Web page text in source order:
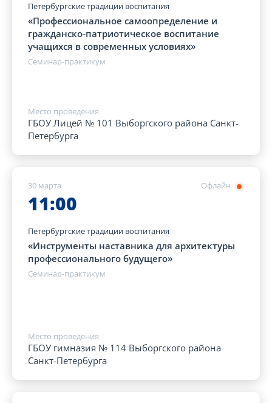
Петербургские традиции воспитания
«Профессиональное самоопределение и
гражданско-патриотическое воспитание
учащихся в современных условиях»
Семинар-практикум
Место проведения
ГБОУ Лицей № 101 Выборгского района Санкт-
Петербурга
Офлайн
30 марта
11:00
Петербургские традиции воспитания
«Инструменты наставника для архитектуры
профессионального будущего»
Семинар-практикум
Место проведения
ГБОУ гимназия № 114 Выборгского района
Санкт-Петербурга